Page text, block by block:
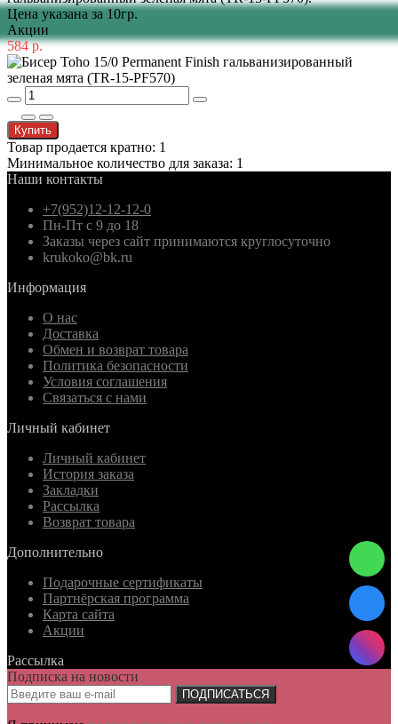
Цена указана за 10гр.
Акции
584 р.
Купить
Товар продается кратно: 1
Минимальное количество для заказа: 1
Наши контакты
+7(952)12-12-12-0
Пн-Пт с 9 до 18
Заказы через сайт принимаются круглосуточно
krukoko@bk.ru
Информация
О нас
Доставка
Обмен и возврат товара
Политика безопасности
Условия соглашения
Связаться с нами
Личный кабинет
Личный кабинет
История заказа
Закладки
Рассылка
Возврат товара
Дополнительно
Подарочные сертификаты
Партнёрская программа
Карта сайта
Акции
Рассылка
Подписка на новости
ПОДПИСАТЬСЯ